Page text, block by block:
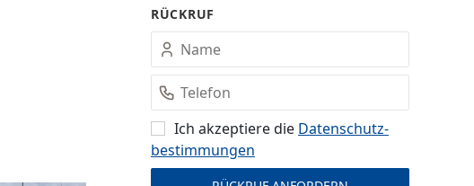
RÜCKRUF
Ich akzeptiere die Datenschutz­
bestimmungen